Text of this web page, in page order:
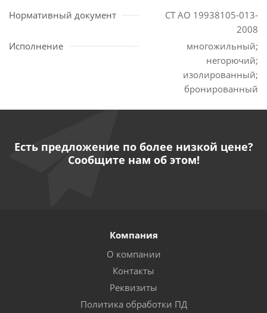
Нормативный документ
СТ АО 19938105-013-
2008
Исполнение
многожильный;
негорючий;
изолированный;
бронированный
Есть предложение по более низкой цене?
Сообщите нам об этом!
Компания
О компании
Контакты
Реквизиты
Политика обработки ПД